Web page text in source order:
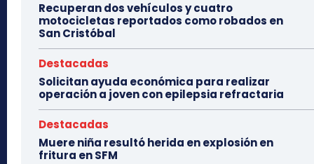
Recuperan dos vehículos y cuatro
motocicletas reportados como robados en
San Cristóbal
Destacadas
Solicitan ayuda económica para realizar
operación a joven con epilepsia refractaria
Destacadas
Muere niña resultó herida en explosión en
fritura en SFM